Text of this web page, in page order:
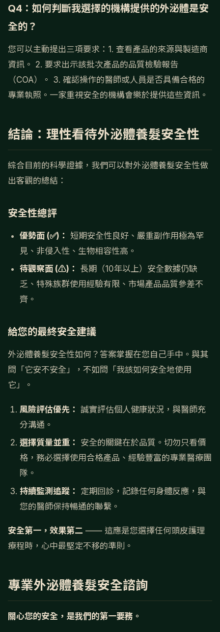
Q4：如何判斷我選擇的機構提供的外泌體是安
全的？
您可以主動提出三項要求：1. 查看產品的來源與製造商
資訊。 2. 要求出示該批次產品的品質檢驗報告
（COA）。 3. 確認操作的醫師或人員是否具備合格的
專業執照。一家重視安全的機構會樂於提供這些資訊。
結論：理性看待外泌體養髮安全性
綜合目前的科學證據，我們可以對外泌體養髮安全性做
出客觀的總結：
安全性總評
優勢面 (✅)：
短期安全性良好、嚴重副作用極為罕
見、非侵入性、生物相容性高。
待觀察面 (⚠️)：
長期（10年以上）安全數據仍缺
乏、特殊族群使用經驗有限、市場產品品質參差不
齊。
給您的最終安全建議
外泌體養髮安全性如何？答案掌握在您自己手中。與其
問「它安不安全」，不如問「我該如何安全地使用
它」。
風險評估優先： 誠實評估個人健康狀況，與醫師充
分溝通。
選擇質量並重：
安全的關鍵在於品質。切勿只看價
格，務必選擇使用合格產品、經驗豐富的專業醫療團
隊。
持續監測追蹤：
定期回診，記錄任何身體反應，與
您的醫師保持暢通的聯繫。
安全第一，效果第二 —— 這應是您選擇任何頭皮護理
療程時，心中最堅定不移的準則。
專業外泌體養髮安全諮詢
關心您的安全，是我們的第一要務。